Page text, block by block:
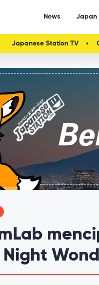
News Japan
Japanese Station TV